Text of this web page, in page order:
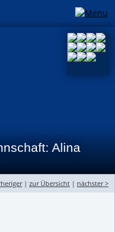
Alina
| zur Übersicht | nächster >